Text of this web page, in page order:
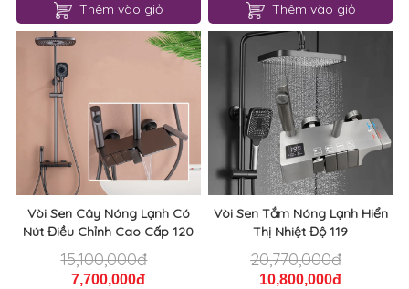
Thêm vào giỏ Thêm vào giỏ
Vòi Sen Cây Nóng Lạnh Có
Nút Điều Chỉnh Cao Cấp 120
15,100,000đ
7,700,000đ
Vòi Sen Tắm Nóng Lạnh Hiển
Thị Nhiệt Độ 119
20,770,000đ
10,800,000đ